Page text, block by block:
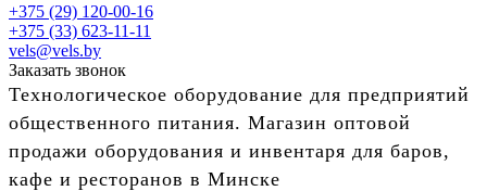
+375 (29) 120-00-16
+375 (33) 623-11-11
vels@vels.by
Заказать звонок
Технологическое оборудование для предприятий
общественного питания. Магазин оптовой
продажи оборудования и инвентаря для баров,
кафе и ресторанов в Минске